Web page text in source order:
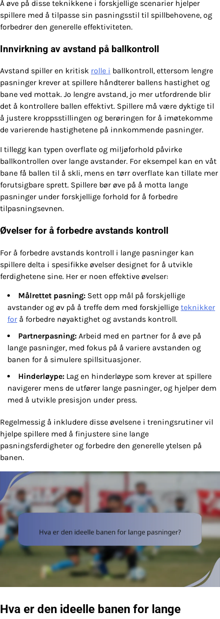
Å øve på disse teknikkene i forskjellige scenarier hjelper
spillere med å tilpasse sin pasningsstil til spillbehovene, og
forbedrer den generelle effektiviteten.
Innvirkning av avstand på ballkontroll
Avstand spiller en kritisk rolle i ballkontroll, ettersom lengre
pasninger krever at spillere håndterer ballens hastighet og
bane ved mottak. Jo lengre avstand, jo mer utfordrende blir
det å kontrollere ballen effektivt. Spillere må være dyktige til
å justere kroppsstillingen og berøringen for å imøtekomme
de varierende hastighetene på innkommende pasninger.
I tillegg kan typen overflate og miljøforhold påvirke
ballkontrollen over lange avstander. For eksempel kan en våt
bane få ballen til å skli, mens en tørr overflate kan tillate mer
forutsigbare sprett. Spillere bør øve på å motta lange
pasninger under forskjellige forhold for å forbedre
tilpasningsevnen.
Øvelser for å forbedre avstands kontroll
For å forbedre avstands kontroll i lange pasninger kan
spillere delta i spesifikke øvelser designet for å utvikle
ferdighetene sine. Her er noen effektive øvelser:
Målrettet pasning: Sett opp mål på forskjellige
avstander og øv på å treffe dem med forskjellige teknikker
for å forbedre nøyaktighet og avstands kontroll.
Partnerpasning: Arbeid med en partner for å øve på
lange pasninger, med fokus på å variere avstanden og
banen for å simulere spillsituasjoner.
Hinderløype: Lag en hinderløype som krever at spillere
navigerer mens de utfører lange pasninger, og hjelper dem
med å utvikle presisjon under press.
Regelmessig å inkludere disse øvelsene i treningsrutiner vil
hjelpe spillere med å finjustere sine lange
pasningsferdigheter og forbedre den generelle ytelsen på
banen.
Hva er den ideelle banen for lange